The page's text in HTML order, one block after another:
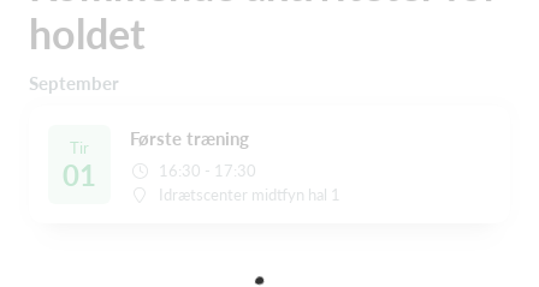
holdet
September
Tir
01
Første træning
16:30 - 17:30
Idrætscenter midtfyn hal 1